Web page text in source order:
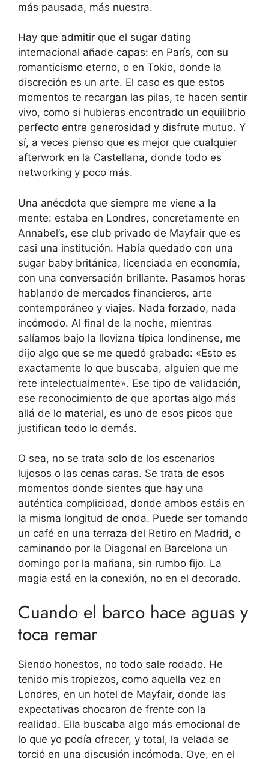
más pausada, más nuestra.
Hay que admitir que el sugar dating
internacional añade capas: en París, con su
romanticismo eterno, o en Tokio, donde la
discreción es un arte. El caso es que estos
momentos te recargan las pilas, te hacen sentir
vivo, como si hubieras encontrado un equilibrio
perfecto entre generosidad y disfrute mutuo. Y
sí, a veces pienso que es mejor que cualquier
afterwork en la Castellana, donde todo es
networking y poco más.
Una anécdota que siempre me viene a la
mente: estaba en Londres, concretamente en
Annabel’s, ese club privado de Mayfair que es
casi una institución. Había quedado con una
sugar baby británica, licenciada en economía,
con una conversación brillante. Pasamos horas
hablando de mercados financieros, arte
contemporáneo y viajes. Nada forzado, nada
incómodo. Al final de la noche, mientras
salíamos bajo la llovizna típica londinense, me
dijo algo que se me quedó grabado: «Esto es
exactamente lo que buscaba, alguien que me
rete intelectualmente». Ese tipo de validación,
ese reconocimiento de que aportas algo más
allá de lo material, es uno de esos picos que
justifican todo lo demás.
O sea, no se trata solo de los escenarios
lujosos o las cenas caras. Se trata de esos
momentos donde sientes que hay una
auténtica complicidad, donde ambos estáis en
la misma longitud de onda. Puede ser tomando
un café en una terraza del Retiro en Madrid, o
caminando por la Diagonal en Barcelona un
domingo por la mañana, sin rumbo fijo. La
magia está en la conexión, no en el decorado.
Cuando el barco hace aguas y
toca remar
Siendo honestos, no todo sale rodado. He
tenido mis tropiezos, como aquella vez en
Londres, en un hotel de Mayfair, donde las
expectativas chocaron de frente con la
realidad. Ella buscaba algo más emocional de
lo que yo podía ofrecer, y total, la velada se
torció en una discusión incómoda. Oye, en el